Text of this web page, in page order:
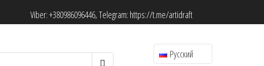
Viber:+380986096446, Telegram: https://t.me/artidraft
Русский